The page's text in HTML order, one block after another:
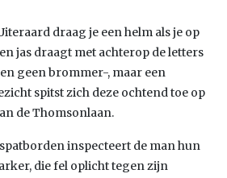
draag je een helm als je op
jas draagt met achterop de letters
geen brommer-, maar een
spitst zich deze ochtend toe op
de Thomsonlaan.
inspecteert de man hun
die fel oplicht tegen zijn